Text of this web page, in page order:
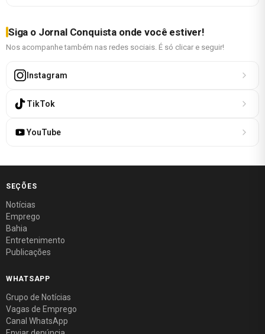
Siga o Jornal Conquista onde você estiver!
Nos acompanhe também nas redes sociais. É só clicar e seguir!
Instagram
TikTok
YouTube
SEÇÕES
Notícias
Emprego
Bahia
Entretenimento
Publicações
WHATSAPP
Grupo de Notícias
Vagas de Emprego
Canal WhatsApp